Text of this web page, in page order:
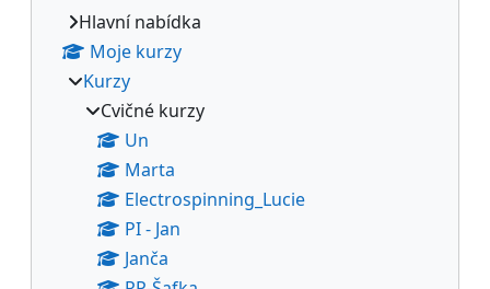
Hlavní nabídka
Moje kurzy
Kurzy
Cvičné kurzy
Un
Marta
Electrospinning_Lucie
PI - Jan
Janča